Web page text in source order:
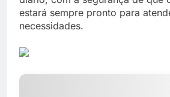
estará sempre pronto para
necessidades.